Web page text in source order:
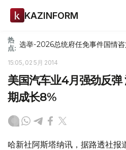
KAZINFORM
热
点: 选举-2026总统府任免事件国情
15:05, 02 5月 2014
美国汽车业4月强劲反弹
期成长8%
哈新社阿斯塔纳讯，据路透社报